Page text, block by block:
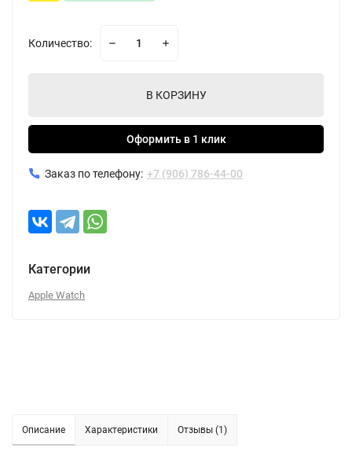
Количество:
В КОРЗИНУ
Оформить в 1 клик
Заказ по телефону: +7 (906) 786-44-00
Категории
Apple Watch
Описание Характеристики Отзывы (1)